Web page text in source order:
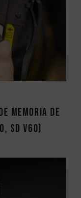
memoria de
SD V60)